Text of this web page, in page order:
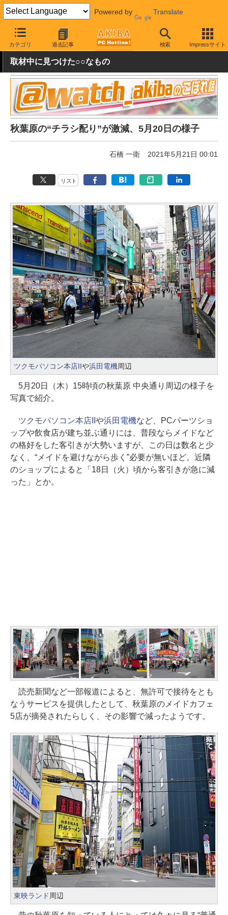
Powered by Translate
カテゴリ 過去記事 検索 Impressサイト
AKIBA PC Hotline! 秋葉原情報 スポット情報 その他
取材中に見つけた○○なもの
秋葉原の“チラシ配り”が激減、5月20日の様子
石橋 一衛 2021年5月21日 00:01
リスト
ツクモパソコン本店IIや浜田電機周辺
5月20日（木）15時頃の秋葉原 中央通り周辺の様子を
写真で紹介。
ツクモパソコン本店II や浜田電機など、PCパーツショ
ップや飲食店が建ち並ぶ通りには、普段ならメイドなど
の格好をした客引きが大勢いますが、この日は数名と少
なく、“メイドを避けながら歩く”必要が無いほど。近隣
のショップによると「18日（火）頃から客引きが急に減
った」とか。
読売新聞など一部報道によると、無許可で接待をとも
なうサービスを提供したとして、秋葉原のメイドカフェ
5店が摘発されたらしく、その影響で減ったようです。
東映ランド周辺